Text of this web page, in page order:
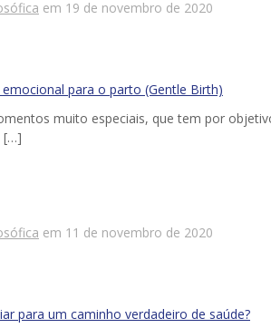
em 19 de novembro de 2020
para o parto (Gentle Birth)
muito especiais, que tem por
[…]
em 11 de novembro de 2020
para um caminho verdadeiro de saúde?